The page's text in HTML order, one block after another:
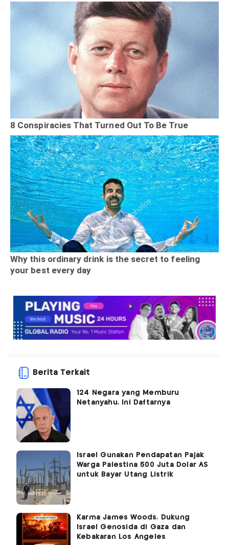
Berita Terkait
124 Negara yang Memburu
Netanyahu, Ini Daftarnya
Israel Gunakan Pendapatan Pajak
Warga Palestina 500 Juta Dolar AS
untuk Bayar Utang Listrik
Karma James Woods, Dukung
Israel Genosida di Gaza dan
Kebakaran Los Angeles